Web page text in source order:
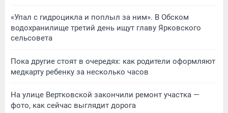
«Упал с гидроцикла и поплыл за ним». В Обском
водохранилище третий день ищут главу Ярковского
сельсовета
Пока другие стоят в очередях: как родители оформляют
медкарту ребенку за несколько часов
На улице Вертковской закончили ремонт участка —
фото, как сейчас выглядит дорога